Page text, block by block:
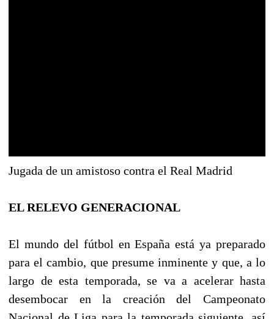
Jugada de un amistoso contra el Real Madrid
EL RELEVO GENERACIONAL
El mundo del fútbol en España está ya preparado
para el cambio, que presume inminente y que, a lo
largo de esta temporada, se va a acelerar hasta
desembocar en la creación del Campeonato